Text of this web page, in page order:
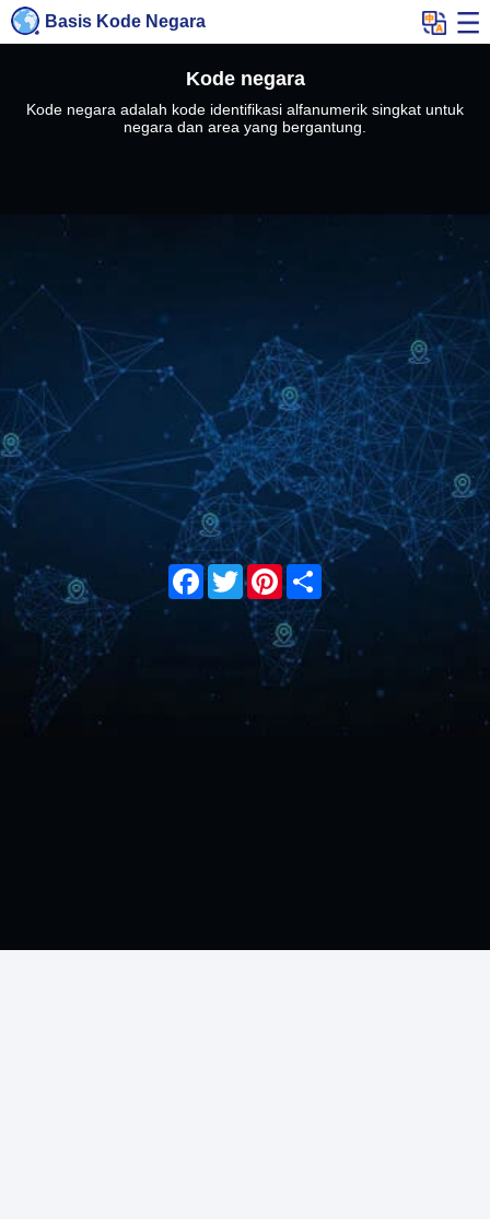
Basis Kode Negara
Kode negara
Kode negara adalah kode identifikasi alfanumerik singkat untuk
negara dan area yang bergantung.
Facebook
TwitterPinterest
Share